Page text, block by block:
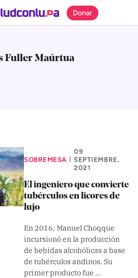
Donar
Fuller Maúrtua
SOBREMESA
09
SEPTIEMBRE,
2021
El ingeniero que convierte
tubérculos en licores de
lujo
En 2016, Manuel Choqque
incursionó en la producción
de bebidas alcohólicas a base
de tubérculos andinos. Su
primer producto fue …